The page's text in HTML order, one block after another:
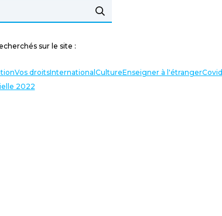
sur le site :
Vos droitsInternational CultureEnseigner à l'étrangerCovid
2022